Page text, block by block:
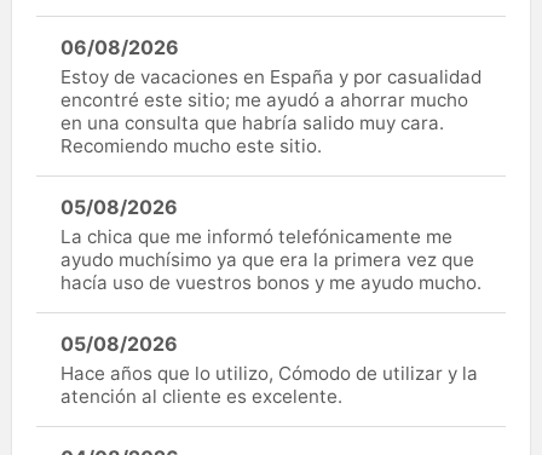
06/08/2026
Estoy de vacaciones en España y por casualidad
encontré este sitio; me ayudó a ahorrar mucho
en una consulta que habría salido muy cara.
Recomiendo mucho este sitio.
05/08/2026
La chica que me informó telefónicamente me
ayudo muchísimo ya que era la primera vez que
hacía uso de vuestros bonos y me ayudo mucho.
05/08/2026
Hace años que lo utilizo, Cómodo de utilizar y la
atención al cliente es excelente.